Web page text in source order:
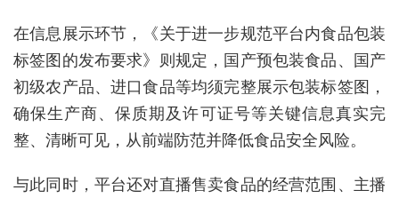
在信息展示环节，《关于进一步规范平台内食品包装
标签图的发布要求》则规定，国产预包装食品、国产
初级农产品、进口食品等均须完整展示包装标签图，
确保生产商、保质期及许可证号等关键信息真实完
整、清晰可见，从前端防范并降低食品安全风险。
与此同时，平台还对直播售卖食品的经营范围、主播